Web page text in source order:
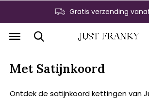
Gratis verzending vanaf €
Met Satijnkoord
Ontdek de satijnkoord kettingen van